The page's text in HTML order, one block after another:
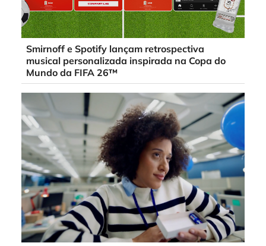
Smirnoff e Spotify lançam retrospectiva
musical personalizada inspirada na Copa do
Mundo da FIFA 26™